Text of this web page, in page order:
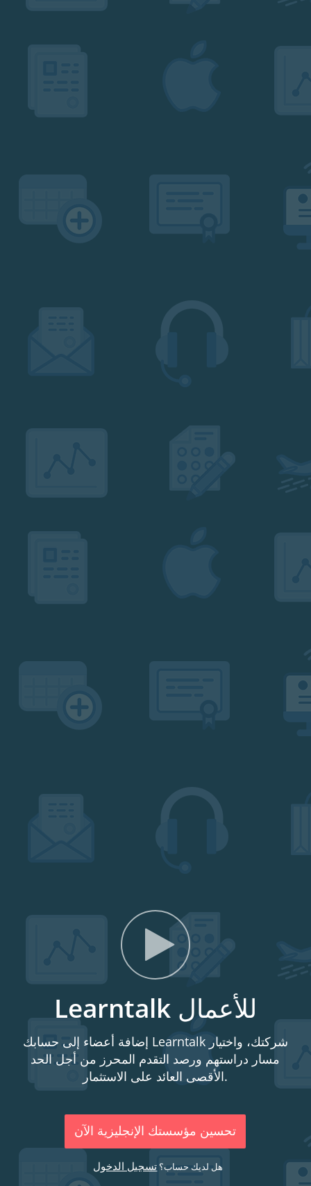
Learntalk للأعمال
إضافة أعضاء إلى حسابك Learntalk شركتك، واختيار
مسار دراستهم ورصد التقدم المحرز من أجل الحد
الأقصى العائد على الاستثمار.
تحسين مؤسستك الإنجليزية الآن
هل لديك حساب؟ تسجيل الدخول